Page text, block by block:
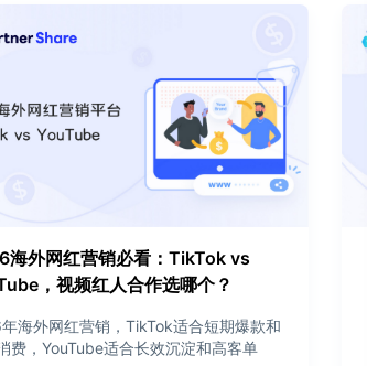
海外网红营销必看：TikTok vs
，视频红人合作选哪个？
海外网红营销，TikTok适合短期爆款和
费，YouTube适合长效沉淀和高客单